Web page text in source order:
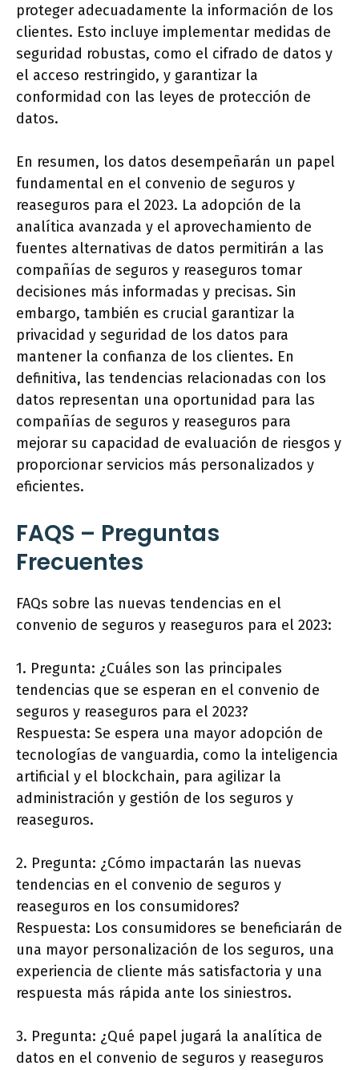
proteger adecuadamente la información de los
clientes. Esto incluye implementar medidas de
seguridad robustas, como el cifrado de datos y
el acceso restringido, y garantizar la
conformidad con las leyes de protección de
datos.
En resumen, los datos desempeñarán un papel
fundamental en el convenio de seguros y
reaseguros para el 2023. La adopción de la
analítica avanzada y el aprovechamiento de
fuentes alternativas de datos permitirán a las
compañías de seguros y reaseguros tomar
decisiones más informadas y precisas. Sin
embargo, también es crucial garantizar la
privacidad y seguridad de los datos para
mantener la confianza de los clientes. En
definitiva, las tendencias relacionadas con los
datos representan una oportunidad para las
compañías de seguros y reaseguros para
mejorar su capacidad de evaluación de riesgos y
proporcionar servicios más personalizados y
eficientes.
FAQS – Preguntas
Frecuentes
FAQs sobre las nuevas tendencias en el
convenio de seguros y reaseguros para el 2023:
1. Pregunta: ¿Cuáles son las principales
tendencias que se esperan en el convenio de
seguros y reaseguros para el 2023?
Respuesta: Se espera una mayor adopción de
tecnologías de vanguardia, como la inteligencia
artificial y el blockchain, para agilizar la
administración y gestión de los seguros y
reaseguros.
2. Pregunta: ¿Cómo impactarán las nuevas
tendencias en el convenio de seguros y
reaseguros en los consumidores?
Respuesta: Los consumidores se beneficiarán de
una mayor personalización de los seguros, una
experiencia de cliente más satisfactoria y una
respuesta más rápida ante los siniestros.
3. Pregunta: ¿Qué papel jugará la analítica de
datos en el convenio de seguros y reaseguros